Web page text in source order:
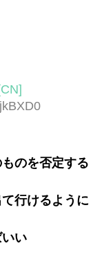
のを否定する
行けるように
い